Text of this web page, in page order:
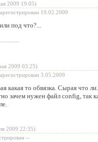
2009 19:05)
19.02.2009
под что?...
2009 03:25)
3.05.2009
какая то обвязка. Сырая что
зачем нужен файл config, так
2009 22:35)
--